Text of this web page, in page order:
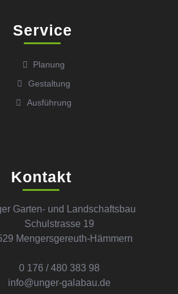
Service
Planung
Gestaltung
Ausführung
Kontakt
Garten- und Landschaftsbau
Schulstrasse 19
Mengersgereuth-Hämmern
0 176 / 480 383 98
info@unger-galabau.de